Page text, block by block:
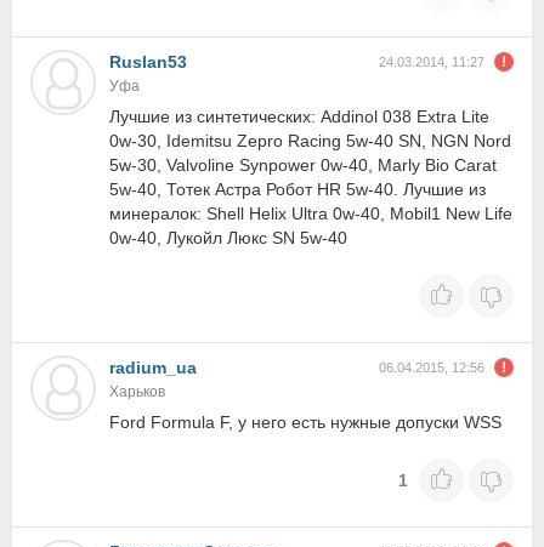
Ruslan53 24.03.2014, 11:27
Уфа
Лучшие из синтетических: Addinol 038 Extra Lite
0w-30, Idemitsu Zepro Racing 5w-40 SN, NGN Nord
5w-30, Valvoline Synpower 0w-40, Marly Bio Carat
5w-40, Тотек Астра Робот HR 5w-40. Лучшие из
минералок: Shell Helix Ultra 0w-40, Mobil1 New Life
0w-40, Лукойл Люкс SN 5w-40
radium_ua 06.04.2015, 12:56
Харьков
Ford Formula F, у него есть нужные допуски WSS
1